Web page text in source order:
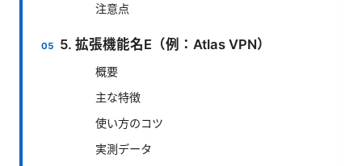
注意点
5. 拡張機能名E（例：Atlas VPN）
概要
主な特徴
使い方のコツ
実測データ